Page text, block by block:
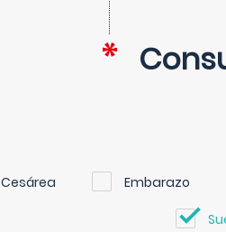
Cesárea Embarazo